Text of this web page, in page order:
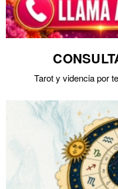
Tarot y videncia por